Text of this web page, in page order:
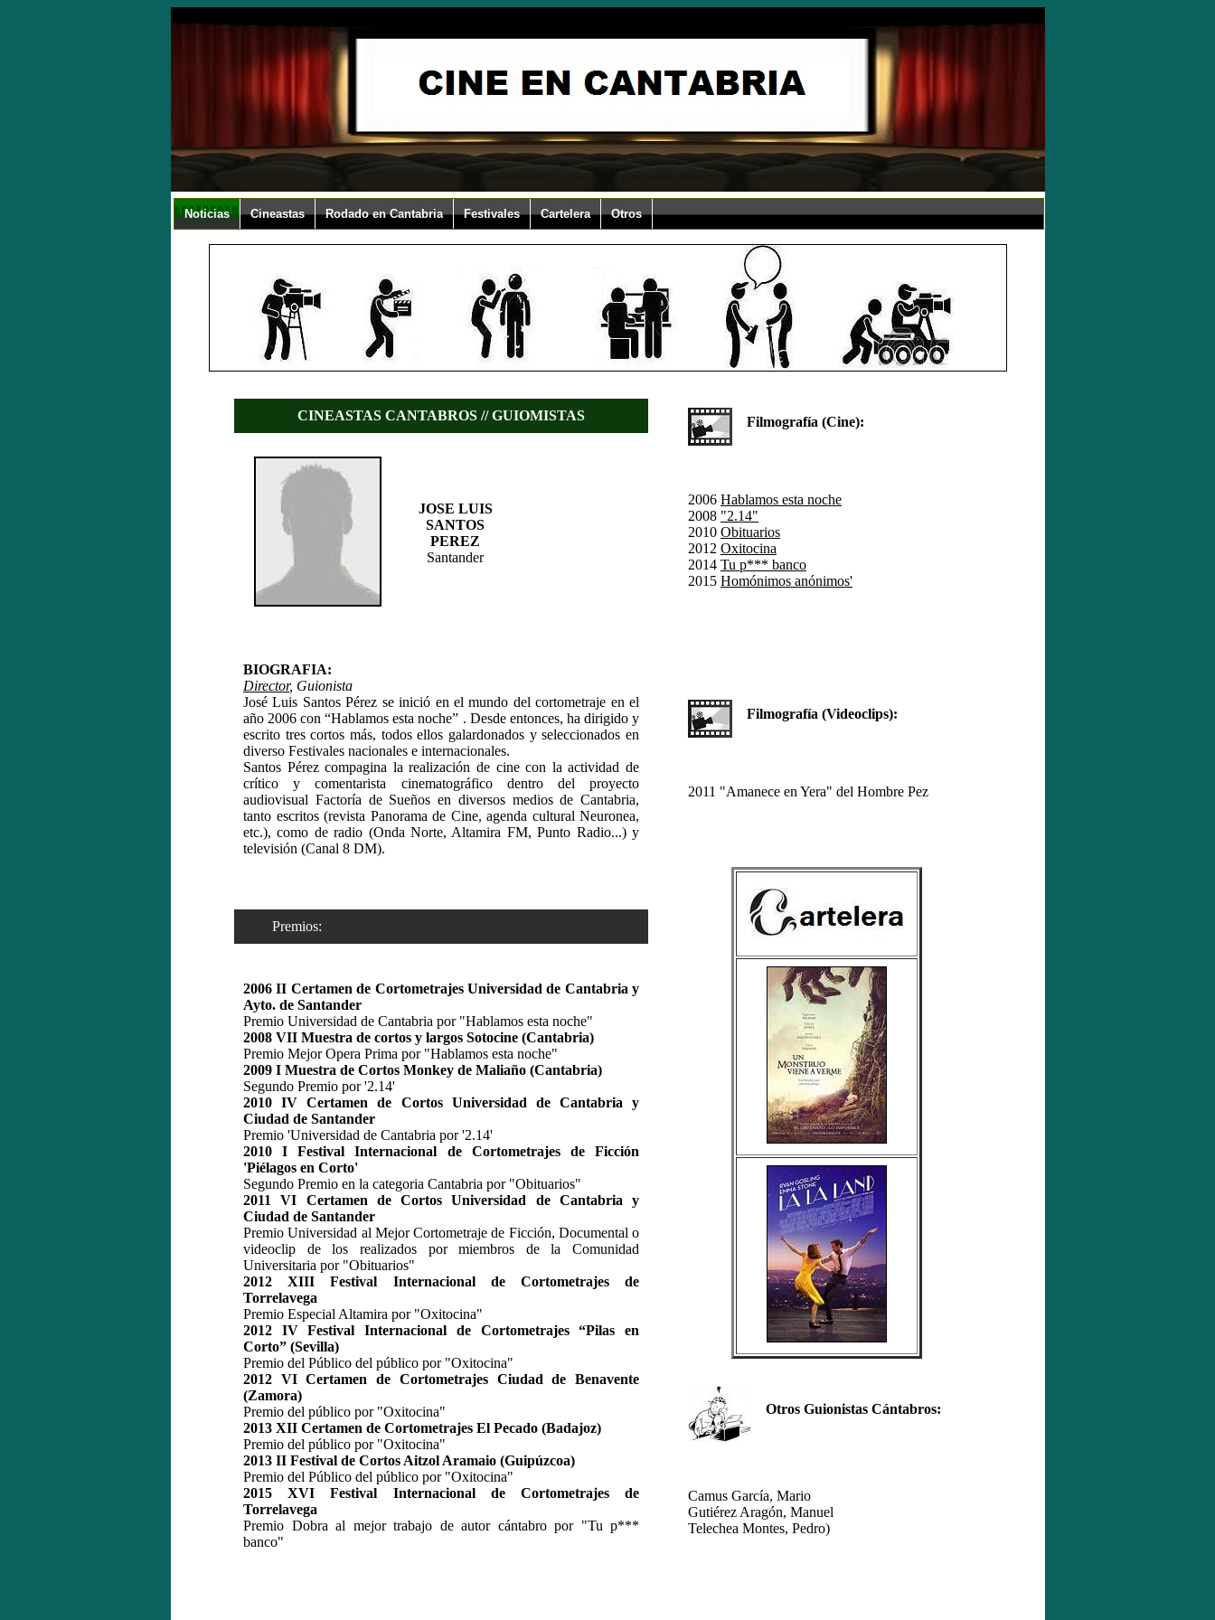
Noticias Cineastas Rodado en Cantabria Festivales Cartelera Otros
CINEASTAS CANTABROS // GUIOMISTAS
JOSE LUIS
SANTOS
PEREZ
Santander
BIOGRAFIA:
Director, Guionista
José Luis Santos Pérez se inició en el mundo del cortometraje en el
año 2006 con “Hablamos esta noche” . Desde entonces, ha dirigido y
escrito tres cortos más, todos ellos galardonados y seleccionados en
diverso Festivales nacionales e internacionales.
Santos Pérez compagina la realización de cine con la actividad de
crítico y comentarista cinematográfico dentro del proyecto
audiovisual Factoría de Sueños en diversos medios de Cantabria,
tanto escritos (revista Panorama de Cine, agenda cultural Neuronea,
etc.), como de radio (Onda Norte, Altamira FM, Punto Radio...) y
televisión (Canal 8 DM).
Premios:
2006 II Certamen de Cortometrajes Universidad de Cantabria y
Ayto. de Santander
Premio Universidad de Cantabria por "Hablamos esta noche"
2008 VII Muestra de cortos y largos Sotocine (Cantabria)
Premio Mejor Opera Prima por "Hablamos esta noche"
2009 I Muestra de Cortos Monkey de Maliaño (Cantabria)
Segundo Premio por '2.14'
2010 IV Certamen de Cortos Universidad de Cantabria y
Ciudad de Santander
Premio 'Universidad de Cantabria por '2.14'
2010 I Festival Internacional de Cortometrajes de Ficción
'Piélagos en Corto'
Segundo Premio en la categoria Cantabria por "Obituarios"
2011 VI Certamen de Cortos Universidad de Cantabria y
Ciudad de Santander
Premio Universidad al Mejor Cortometraje de Ficción, Documental o
videoclip de los realizados por miembros de la Comunidad
Universitaria por "Obituarios"
2012 XIII Festival Internacional de Cortometrajes de
Torrelavega
Premio Especial Altamira por "Oxitocina"
2012 IV Festival Internacional de Cortometrajes “Pilas en
Corto” (Sevilla)
Premio del Público del público por "Oxitocina"
2012 VI Certamen de Cortometrajes Ciudad de Benavente
(Zamora)
Premio del público por "Oxitocina"
2013 XII Certamen de Cortometrajes El Pecado (Badajoz)
Premio del público por "Oxitocina"
2013 II Festival de Cortos Aitzol Aramaio (Guipúzcoa)
Premio del Público del público por "Oxitocina"
2015 XVI Festival Internacional de Cortometrajes de
Torrelavega
Premio Dobra al mejor trabajo de autor cántabro por "Tu p***
banco"
Filmografía (Cine):
2006 Hablamos esta noche
2008 "2.14"
2010 Obituarios
2012 Oxitocina
2014 Tu p*** banco
2015 Homónimos anónimos'
Filmografía (Videoclips):
2011 "Amanece en Yera" del Hombre Pez
Otros Guionistas Cántabros:
Camus García, Mario
Gutiérez Aragón, Manuel
Telechea Montes, Pedro)